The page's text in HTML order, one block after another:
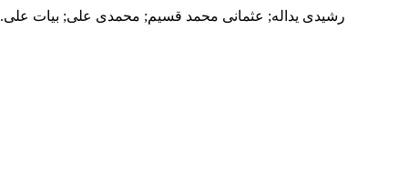
رشیدی یداله; عثمانی محمد قسیم; محمدی علی; بیات